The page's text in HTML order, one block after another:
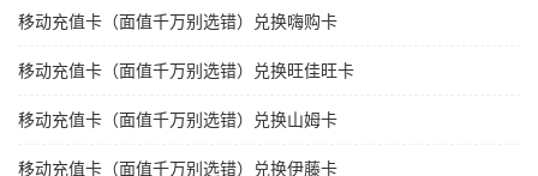
移动充值卡（面值千万别选错）兑换嗨购卡
移动充值卡（面值千万别选错）兑换旺佳旺卡
移动充值卡（面值千万别选错）兑换山姆卡
移动充值卡（面值千万别选错）兑换伊藤卡